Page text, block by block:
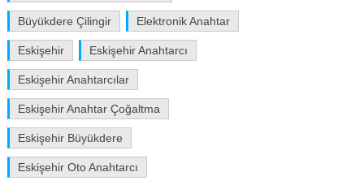
Büyükdere Çilingir Elektronik Anahtar
Eskişehir Eskişehir Anahtarcı
Eskişehir Anahtarcılar
Eskişehir Anahtar Çoğaltma
Eskişehir Büyükdere
Eskişehir Oto Anahtarcı